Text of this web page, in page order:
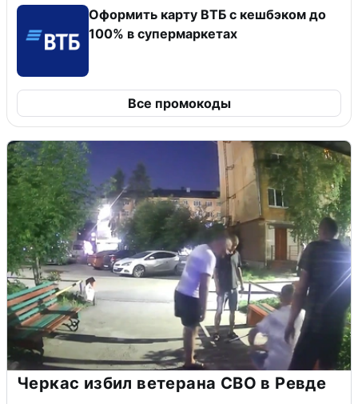
Оформить карту ВТБ с кешбэком до
100% в супермаркетах
Все промокоды
Черкас избил ветерана СВО в Ревде